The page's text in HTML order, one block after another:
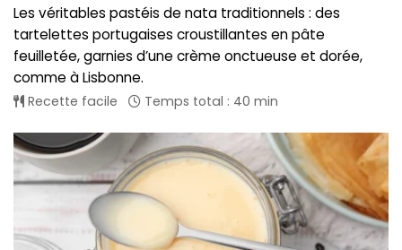
Les véritables pastéis de nata traditionnels : des
tartelettes portugaises croustillantes en pâte
feuilletée, garnies d’une crème onctueuse et dorée,
comme à Lisbonne.
Recette facile Temps total : 40 min